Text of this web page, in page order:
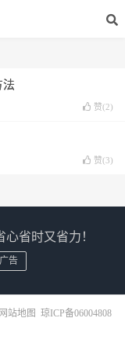
法
赞(2)
赞(3)
省时又省力！
告
网站地图 琼ICP备06004808